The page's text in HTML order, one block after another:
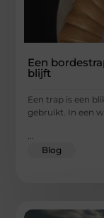
Een
blijft
Een trap is een
gebruikt. In een
Blog